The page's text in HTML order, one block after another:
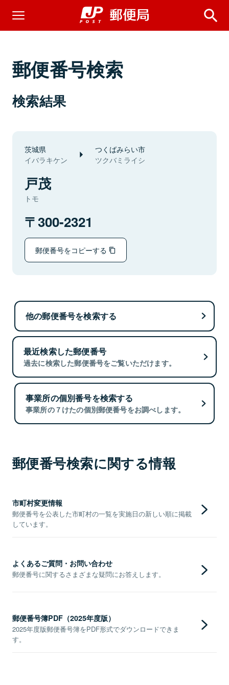
郵便番号検索
検索結果
茨城県
イバラキケン
つくばみらい市
ツクバミライシ
戸茂
トモ
300-2321
郵便番号をコピーする
他の郵便番号を検索する
最近検索した郵便番号
過去に検索した郵便番号をご覧いただけます。
事業所の個別番号を検索する
事業所の７けたの個別郵便番号をお調べします。
郵便番号検索に関する情報
市町村変更情報
郵便番号を公表した市町村の一覧を実施日の新しい順に掲載
しています。
よくあるご質問・お問い合わせ
郵便番号に関するさまざまな疑問にお答えします。
郵便番号簿PDF（2025年度版）
2025年度版郵便番号簿をPDF形式でダウンロードできま
す。